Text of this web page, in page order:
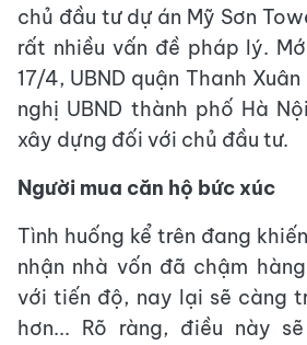
chủ đầu tư dự án Mỹ Sơn
rất nhiều vấn đề pháp lý.
17/4, UBND quận Thanh
nghị UBND thành phố Hà
xây dựng đối với chủ đầu tư.
Người mua căn hộ bức xúc
Tình huống kể trên đang
nhận nhà vốn đã chậm
với tiến độ, nay lại sẽ càng
hơn... Rõ ràng, điều này